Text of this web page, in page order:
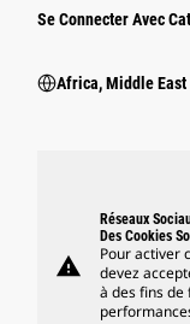
Se Connecter Avec Cat
Africa, Middle East
warning
Réseaux
Des Cookies
Pour activer
devez
à des fins